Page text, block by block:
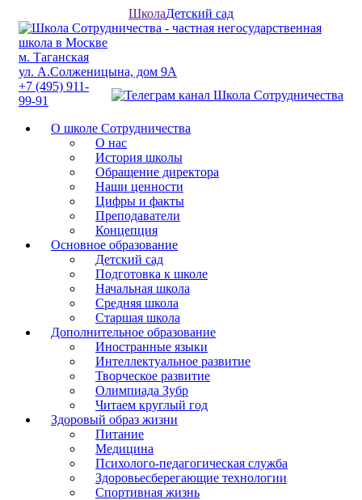
ШколаДетский сад
м. Таганская
ул. А.Солженицына, дом 9А
+7 (495) 911-
99-91
О школе Сотрудничества
О нас
История школы
Обращение директора
Наши ценности
Цифры и факты
Преподаватели
Концепция
Основное образование
Детский сад
Подготовка к школе
Начальная школа
Средняя школа
Старшая школа
Дополнительное образование
Иностранные языки
Интеллектуальное развитие
Творческое развитие
Олимпиада Зубр
Читаем круглый год
Здоровый образ жизни
Питание
Медицина
Психолого-педагогическая служба
Здоровьесберегающие технологии
Спортивная жизнь